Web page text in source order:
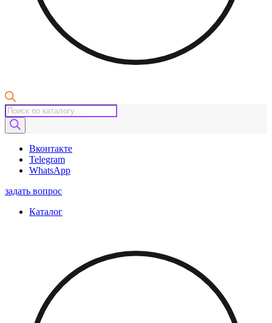
Поиск
товаров
Вконтакте
Telegram
WhatsApp
задать вопрос
Каталог